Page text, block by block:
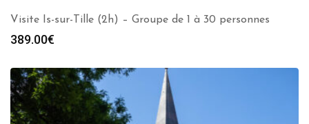
Visite Is-sur-Tille (2h) – Groupe de 1 à 30 personnes
389.00€